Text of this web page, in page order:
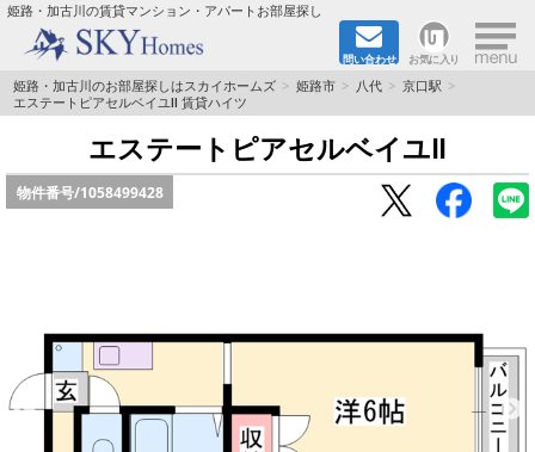
姫路・加古川の賃貸マンション・アパートお部屋探し
問い合わせ お気に入り ×
TOPページ
都市ガス·オール電化
☆新築物件☆
☆ネット無料☆
路線·駅から探す
姫路・加古川のお部屋探しはスカイホームズ 姫路市 八代
京口駅
エステートピアセルベイユⅡ 賃貸ハイツ
エステートピアセルベイユⅡ
物件番号/1058499428